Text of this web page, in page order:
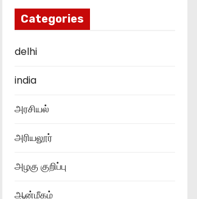
Categories
delhi
india
அரசியல்
அரியலூர்
அழகு குறிப்பு
ஆன்மீகம்